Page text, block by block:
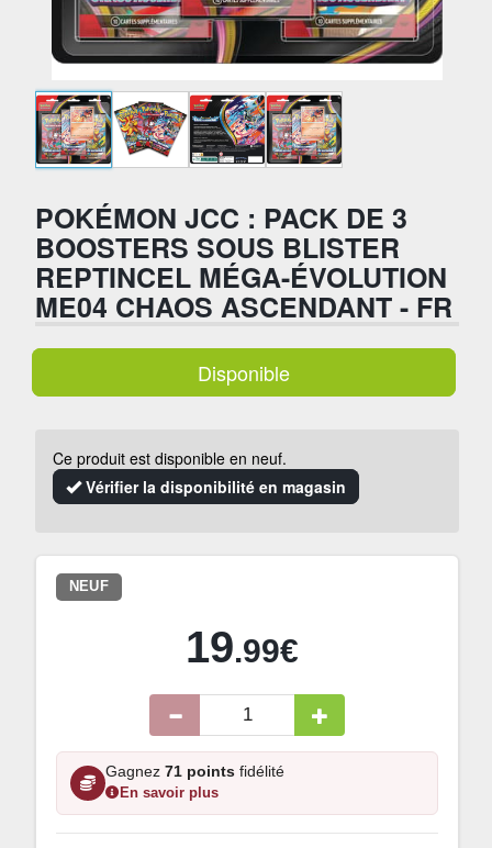
POKÉMON JCC : PACK DE 3
BOOSTERS SOUS BLISTER
REPTINCEL MÉGA-ÉVOLUTION
ME04 CHAOS ASCENDANT - FR
Disponible
Ce produit est disponible en neuf.
Vérifier la disponibilité en magasin
NEUF
19.99€
Gagnez 71 points fidélité
En savoir plus